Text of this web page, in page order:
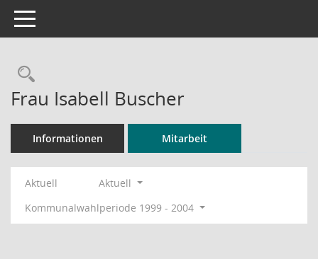
Toggle navigation
Rechercheauswahl
Frau Isabell Buscher
Informationen Mitarbeit
Aktuell
Aktuell
Kommunalwahlperiode 1999 - 2004